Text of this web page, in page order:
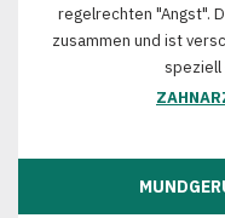
regelrechten "Angst".
zusammen und ist
speziell